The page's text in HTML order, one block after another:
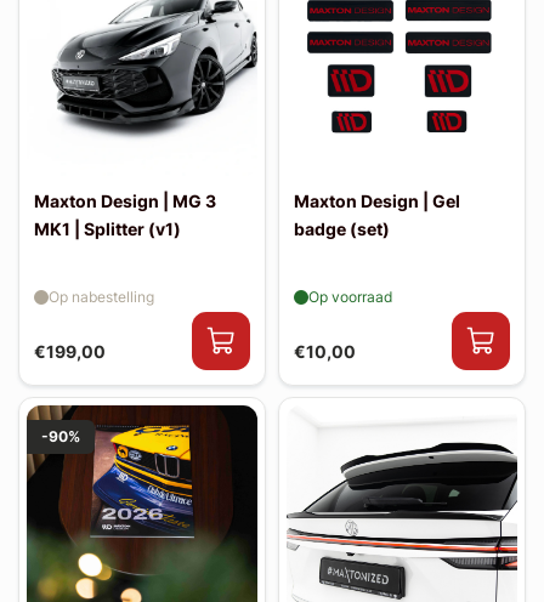
Maxton Design | MG 3
MK1 | Splitter (v1)
€199,00
Op nabestelling
Maxton Design | Gel
badge (set)
€10,00
Op voorraad
-90%